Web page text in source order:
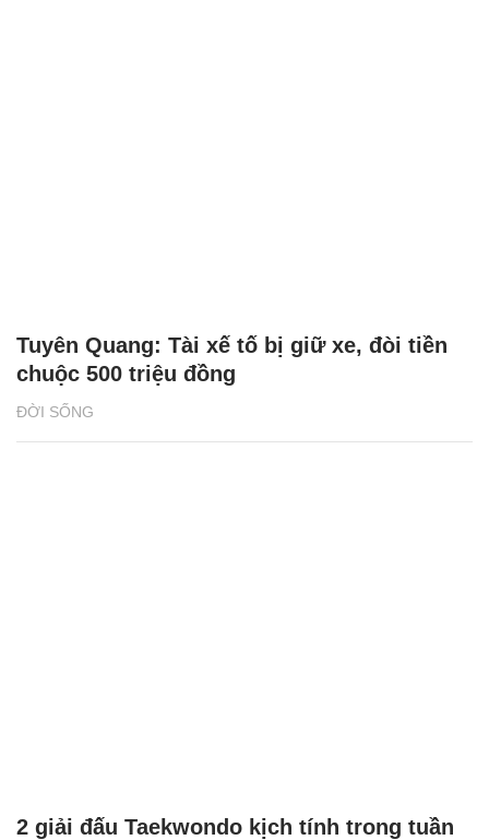
ĐỜI SỐNG
Tuyên Quang: Tài xế tố bị giữ xe, đòi tiền
chuộc 500 triệu đồng
2 giải đấu Taekwondo kịch tính trong tuần